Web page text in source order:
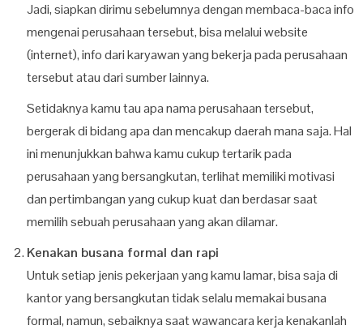
Jadi, siapkan dirimu sebelumnya dengan membaca-baca info
mengenai perusahaan tersebut, bisa melalui website
(internet), info dari karyawan yang bekerja pada perusahaan
tersebut atau dari sumber lainnya.
Setidaknya kamu tau apa nama perusahaan tersebut,
bergerak di bidang apa dan mencakup daerah mana saja. Hal
ini menunjukkan bahwa kamu cukup tertarik pada
perusahaan yang bersangkutan, terlihat memiliki motivasi
dan pertimbangan yang cukup kuat dan berdasar saat
memilih sebuah perusahaan yang akan dilamar.
Kenakan busana formal dan rapi
Untuk setiap jenis pekerjaan yang kamu lamar, bisa saja di
kantor yang bersangkutan tidak selalu memakai busana
formal, namun, sebaiknya saat wawancara kerja kenakanlah